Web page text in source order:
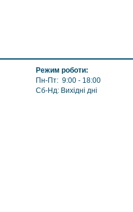
Режим роботи:
Пн-Пт: 9:00 - 18:00
Сб-Нд: Вихідні дні